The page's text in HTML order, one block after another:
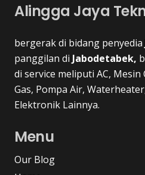
Alingga Jaya
bergerak di bidang penyedia
panggilan di Jabodetabek,
di service meliputi AC, Mesin
Gas, Pompa Air,
Elektronik Lainnya.
Menu
Our Blog